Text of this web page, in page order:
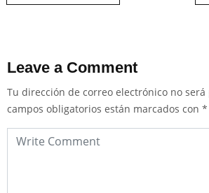
Leave a Comment
Tu dirección de correo electrónico no
campos obligatorios están marcados con *